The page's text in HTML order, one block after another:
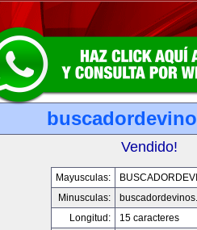
Vendido!
Mayusculas:
Minusculas:
Longitud:
15 caracteres